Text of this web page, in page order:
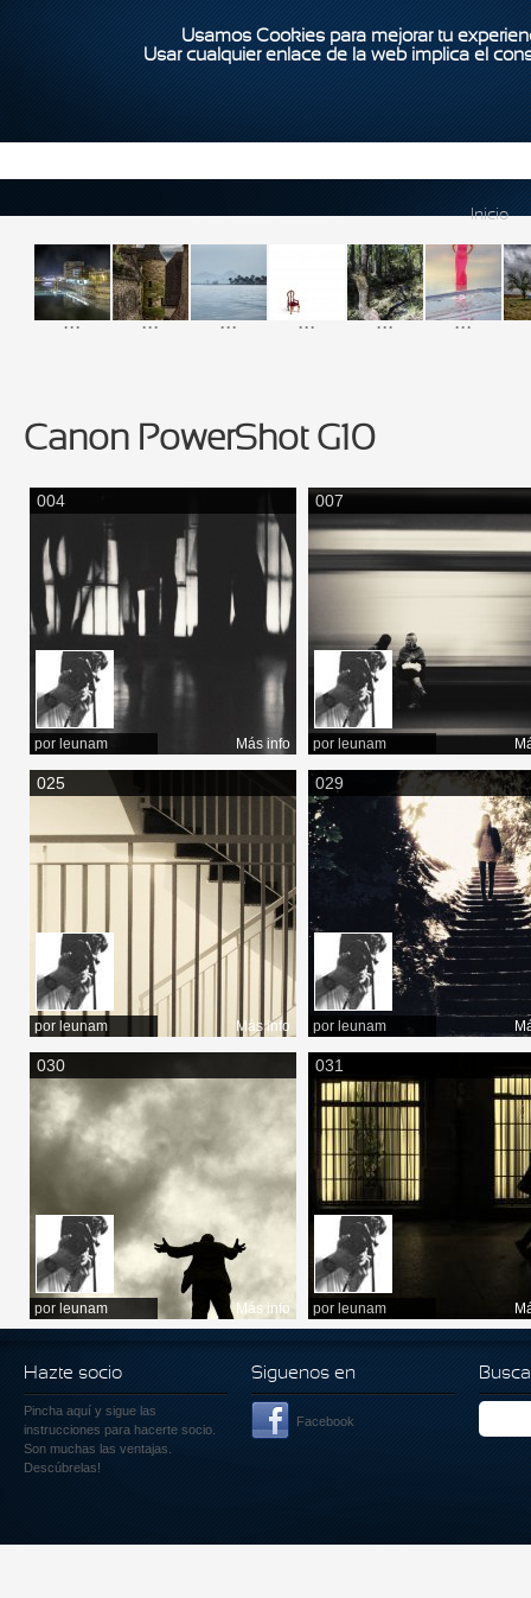
Usamos Cookies para mejorar tu
Usar cualquier enlace de la web implica el
Inicio
... ... ... ... ... ...
Canon PowerShot G10
004
por leunam Más info
007
por leunam
025
por leunam Más info
029
por leunam
030
por leunam Más info
031
por leunam
Hazte socio
Pincha aquí y sigue las
instrucciones para hacerte socio.
Son muchas las ventajas.
Descúbrelas!
Siguenos en
Facebook